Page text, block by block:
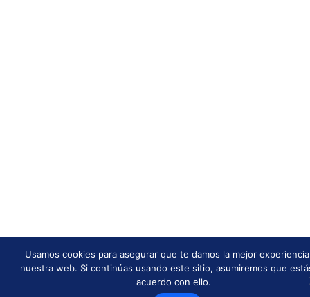
Usamos cookies para asegurar que te damos la mejor
nuestra web. Si continúas usando este sitio, asumiremos que
acuerdo con ello.